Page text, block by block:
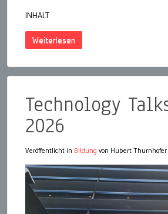
INHALT
Weiterlesen
Technology
2026
Veröffentlicht in Bildung von Hubert Thurnhofer